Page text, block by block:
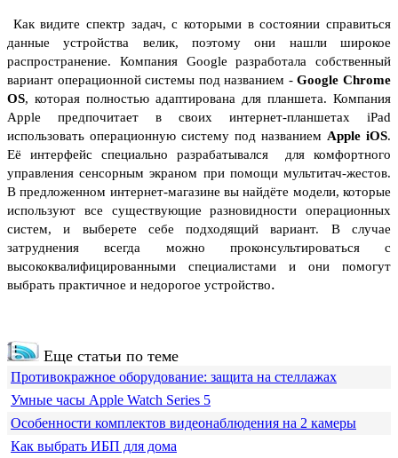
Как видите спектр задач, с которыми в состоянии справиться
данные устройства велик, поэтому они нашли широкое
распространение. Компания Google разработала собственный
вариант операционной системы под названием -Google Chrome
OS, которая полностью адаптирована для планшета. Компания
Apple предпочитает в своих интернет-планшетах iPad
использовать операционную систему под названием Apple iOS.
Её интерфейс специально разрабатывался для комфортного
управления сенсорным экраном при помощи мультитач-жестов.
В предложенном интернет-магазине вы найдёте модели, которые
используют все существующие разновидности операционных
систем, и выберете себе подходящий вариант. В случае
затруднения всегда можно проконсультироваться с
высококвалифицированными специалистами и они помогут
выбрать практичное и недорогое устройство.
Еще статьи по теме
Противокражное оборудование: защита на стеллажах
Умные часы Apple Watch Series 5
Особенности комплектов видеонаблюдения на 2 камеры
Как выбрать ИБП для дома